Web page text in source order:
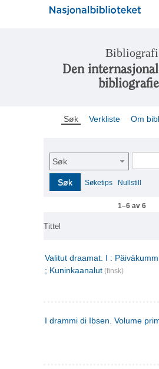
Bibliografi
Den
Søk Verkliste Om
Søk
Søk Søketips Nullstill
1–6 av 6
Tittel
Valitut draamat. I :
; Kuninkaanalut (finsk)
I drammi di Ibsen. Volume